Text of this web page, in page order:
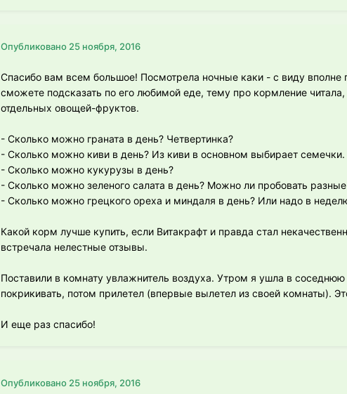
Опубликовано 25 ноября, 2016
Спасибо вам всем большое! Посмотрела ночные каки - с виду вполне
сможете подсказать по его любимой еде, тему про кормление
отдельных овощей-фруктов.
- Сколько можно граната в день? Четвертинка?
- Сколько можно киви в день? Из киви в основном выбирает семечки.
- Сколько можно кукурузы в день?
- Сколько можно зеленого салата в день? Можно ли пробовать
- Сколько можно грецкого ореха и миндаля в день? Или надо в
Какой корм лучше купить, если Витакрафт и правда стал
встречала нелестные отзывы.
Поставили в комнату увлажнитель воздуха. Утром я ушла в
покрикивать, потом прилетел (впервые вылетел из своей комнаты).
И еще раз спасибо!
Опубликовано 25 ноября, 2016